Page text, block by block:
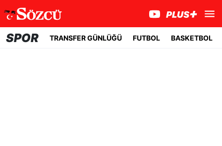
SPOR TRANSFER GÜNLÜĞÜ FUTBOL BASKETBOL